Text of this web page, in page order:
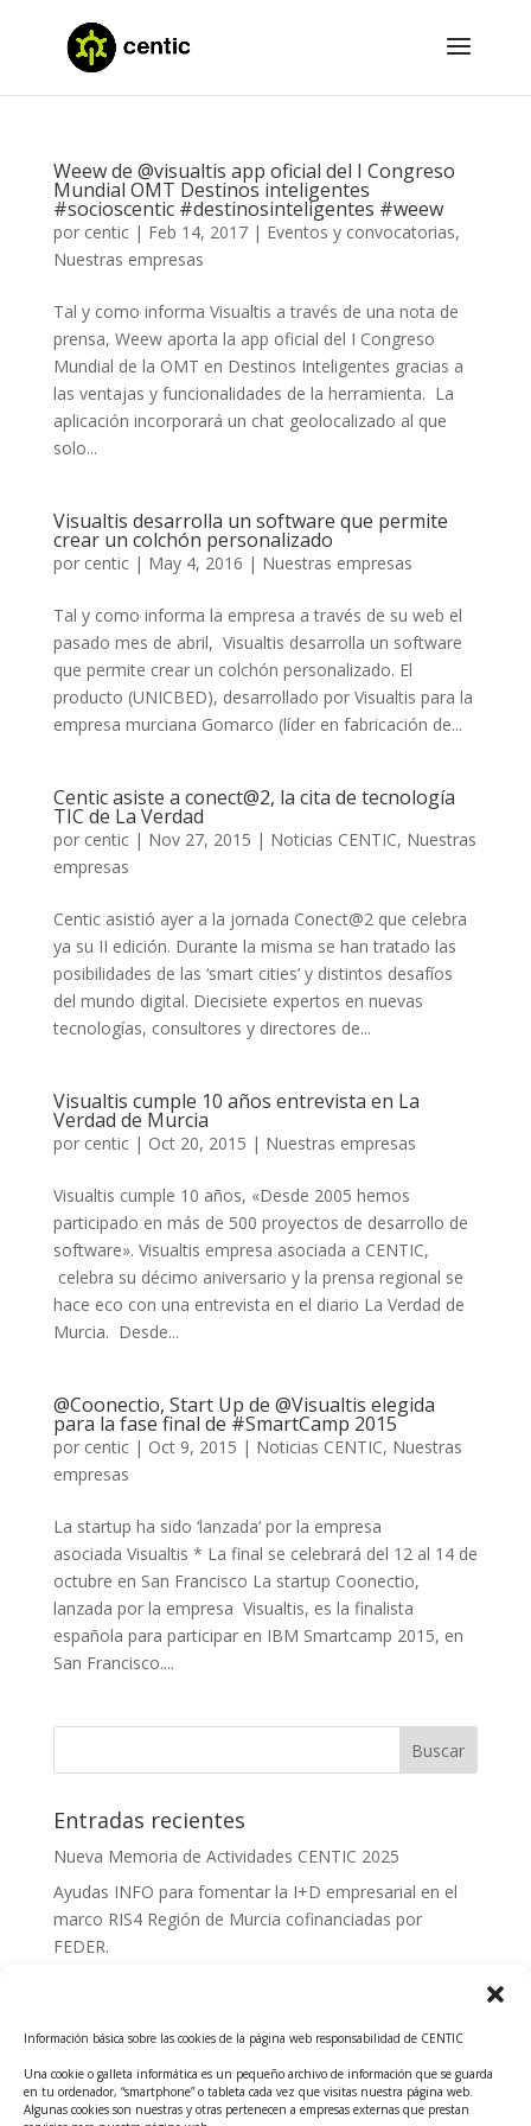
Información básica sobre las cookies de la página web responsabilidad de CENTIC
Una cookie o galleta informática es un pequeño archivo de información que se guarda
en tu ordenador, “smartphone” o tableta cada vez que visitas nuestra página web.
Algunas cookies son nuestras y otras pertenecen a empresas externas que prestan
Weew de @visualtis app oficial del I Congreso
Mundial OMT Destinos inteligentes
#socioscentic #destinosinteligentes #weew
por centic| Feb 14, 2017| Eventos y convocatorias,
Nuestras empresas
Tal y como informa Visualtis a través de una nota de
prensa, Weew aporta la app oficial del I Congreso
Mundial de la OMT en Destinos Inteligentes gracias a
las ventajas y funcionalidades de la herramienta. La
aplicación incorporará un chat geolocalizado al que
solo...
Visualtis desarrolla un software que permite
crear un colchón personalizado
por centic| May 4, 2016 | Nuestras empresas
Tal y como informa la empresa a través de su web el
pasado mes de abril, Visualtis desarrolla un software
que permite crear un colchón personalizado. El
producto (UNICBED), desarrollado por Visualtis para la
empresa murciana Gomarco (líder en fabricación de...
Centic asiste a conect@2, la cita de tecnología
TIC de La Verdad
por centic| Nov 27, 2015 | Noticias CENTIC, Nuestras
empresas
Centic asistió ayer a la jornada Conect@2 que celebra
ya su II edición. Durante la misma se han tratado las
posibilidades de las ‘smart cities’ y distintos desafíos
del mundo digital. Diecisiete expertos en nuevas
tecnologías, consultores y directores de...
Visualtis cumple 10 años entrevista en La
Verdad de Murcia
por centic| Oct 20, 2015 | Nuestras empresas
Visualtis cumple 10 años, «Desde 2005 hemos
participado en más de 500 proyectos de desarrollo de
software». Visualtis empresa asociada a CENTIC,
celebra su décimo aniversario y la prensa regional se
hace eco con una entrevista en el diario La Verdad de
Murcia. Desde...
@Coonectio, Start Up de @Visualtis elegida
para la fase final de #SmartCamp 2015
por centic| Oct 9, 2015 | Noticias CENTIC, Nuestras
empresas
La startup ha sido ‘lanzada’ por la empresa
asociada Visualtis * La final se celebrará del 12 al 14 de
octubre en San Francisco La startup Coonectio,
lanzada por la empresa Visualtis, es la finalista
española para participar en IBM Smartcamp 2015, en
San Francisco....
Entradas recientes
Nueva Memoria de Actividades CENTIC 2025
Ayudas INFO para fomentar la I+D empresarial en el
marco RIS4 Región de Murcia cofinanciadas por
FEDER.
Tecnológicos 2ª ed.
Ayudas INFO para el apoyo a las empresas
innovadoras con potencial tecnológico y escalables